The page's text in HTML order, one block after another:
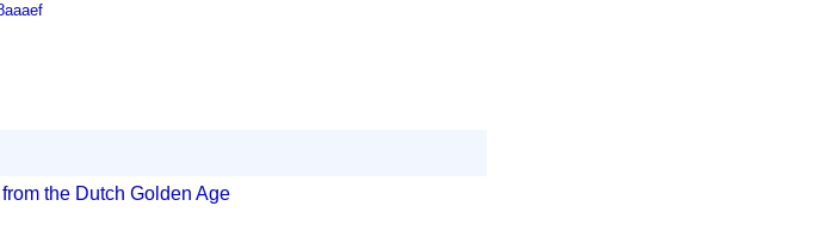
the Dutch Golden Age